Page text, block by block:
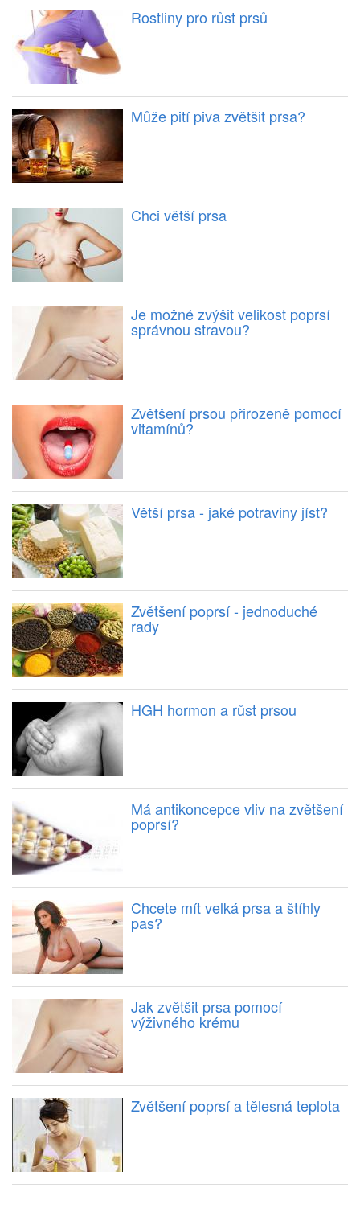
Rostliny pro růst prsů
Může pití piva zvětšit prsa?
Chci větší prsa
Je možné zvýšit velikost poprsí
správnou stravou?
Zvětšení prsou přirozeně pomocí
vitamínů?
Větší prsa - jaké potraviny jíst?
Zvětšení poprsí - jednoduché
rady
HGH hormon a růst prsou
Má antikoncepce vliv na zvětšení
poprsí?
Chcete mít velká prsa a štíhly
pas?
Jak zvětšit prsa pomocí
výživného krému
Zvětšení poprsí a tělesná teplota